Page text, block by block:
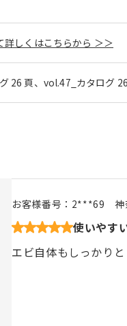
詳しくはこちらから ＞＞
26 頁、vol.47_カタログ
お客様番号： 2***69
使いやす
エビ自体もしっかり